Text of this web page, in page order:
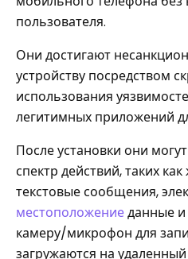
пользователя.
Они достигают
устройству посредством
использования
легитимных приложений
После установки они
спектр действий, таких
текстовые сообщения,
местоположениеданные и
камеру/микрофон для
загружаются на